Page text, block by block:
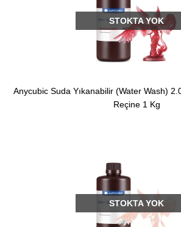
STOKTA YOK
Anycubic Suda Yıkanabilir (Water Wash)
Reçine 1 Kg
STOKTA YOK